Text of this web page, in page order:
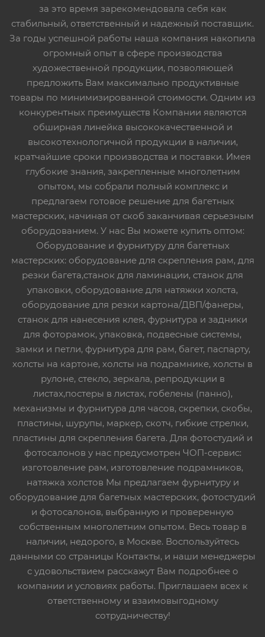
за это время зарекомендовала себя как
стабильный, ответственный и надежный поставщик.
За годы успешной работы наша компания накопила
огромный опыт в сфере производства
художественной продукции, позволяющей
предложить Вам максимально продуктивные
товары по минимизированной стоимости. Одним из
конкурентных преимуществ Компании являются
обширная линейка высококачественной и
высокотехнологичной продукции в наличии,
кратчайшие сроки производства и поставки. Имея
глубокие знания, закрепленные многолетним
опытом, мы собрали полный комплекс и
предлагаем готовое решение для багетных
мастерских, начиная от скоб заканчивая серьезным
оборудованием. У нас Вы можете купить оптом:
Оборудование и фурнитуру для багетных
мастерских: оборудование для скрепления рам, для
резки багета,станок для ламинации, станок для
упаковки, оборудование для натяжки холста,
оборудование для резки картона/ДВП/фанеры,
станок для нанесения клея, фурнитура и задники
для фоторамок, упаковка, подвесные системы,
замки и петли, фурнитура для рам, багет, паспарту,
холсты на картоне, холсты на подрамнике, холсты в
рулоне, стекло, зеркала, репродукции в
листах,постеры в листах, гобелены (панно),
механизмы и фурнитура для часов, скрепки, скобы,
пластины, шурупы, маркер, скотч, гибкие стрелки,
пластины для скрепления багета. Для фотостудий и
фотосалонов у нас предусмотрен ЧОП-сервис:
изготовление рам, изготовление подрамников,
натяжка холстов Мы предлагаем фурнитуру и
оборудование для багетных мастерских, фотостудий
и фотосалонов, выбранную и проверенную
собственным многолетним опытом. Весь товар в
наличии, недорого, в Москве. Воспользуйтесь
данными со страницы Контакты, и наши менеджеры
с удовольствием расскажут Вам подробнее о
компании и условиях работы. Приглашаем всех к
ответственному и взаимовыгодному
сотрудничеству!